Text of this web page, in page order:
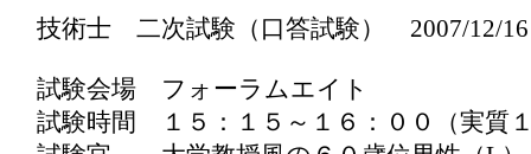
技術士 二次試験（口答試験） 2007/12/16
試験会場 フォーラムエイト
試験時間 １５：１５～１６：００（実質